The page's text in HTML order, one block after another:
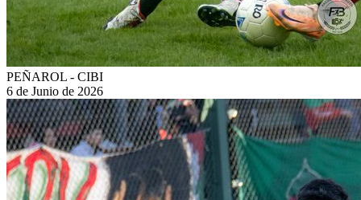
PEÑAROL - CIBI
6 de Junio de 2026